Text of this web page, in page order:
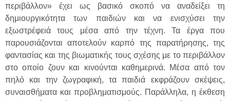
περιβάλλον» έχει ως βασικό σκοπό να αναδείξει τη
δημιουργικότητα των παιδιών και να ενισχύσει την
εξωστρέφειά τους μέσα από την τέχνη. Τα έργα που
παρουσιάζονται αποτελούν καρπό της παρατήρησης, της
φαντασίας και της βιωματικής τους σχέσης με το περιβάλλον
στο οποίο ζουν και κινούνται καθημερινά. Μέσα από τον
πηλό και την ζωγραφική, τα παιδιά εκφράζουν σκέψεις,
συναισθήματα και προβληματισμούς. Παράλληλα, η έκθεση